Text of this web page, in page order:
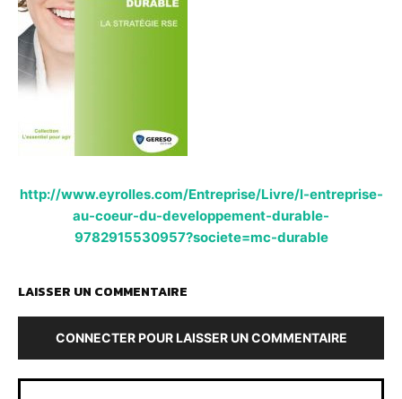
http://www.eyrolles.com/Entreprise/Livre/l-entreprise-
au-coeur-du-developpement-durable-
9782915530957?societe=mc-durable
LAISSER UN COMMENTAIRE
CONNECTER POUR LAISSER UN COMMENTAIRE